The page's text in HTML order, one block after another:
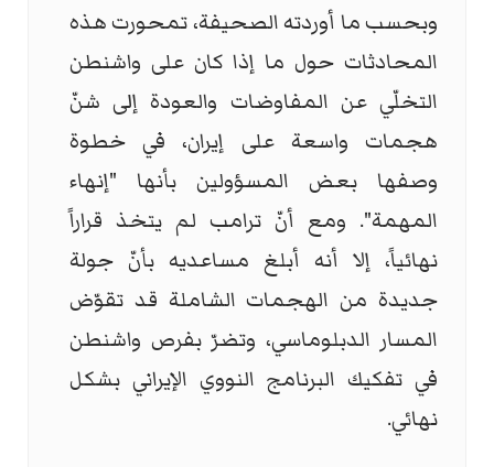
وبحسب ما أوردته الصحيفة، تمحورت هذه
المحادثات حول ما إذا كان على واشنطن
التخلّي عن المفاوضات والعودة إلى شنّ
هجمات واسعة على إيران، في خطوة
وصفها بعض المسؤولين بأنها "إنهاء
المهمة". ومع أنّ ترامب لم يتخذ قراراً
نهائياً، إلا أنه أبلغ مساعديه بأنّ جولة
جديدة من الهجمات الشاملة قد تقوّض
المسار الدبلوماسي، وتضرّ بفرص واشنطن
في تفكيك البرنامج النووي الإيراني بشكل
نهائي.